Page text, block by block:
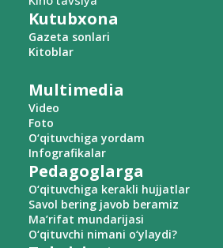
Kutubxona
Gazeta sonlari
Kitoblar
Multimedia
Video
Foto
O‘qituvchiga yordam
Infografikalar
Pedagoglarga
O‘qituvchiga kerakli hujjatlar
Savol bering javob beramiz
Ma’rifat mundarijasi
O‘qituvchi nimani o‘ylaydi?